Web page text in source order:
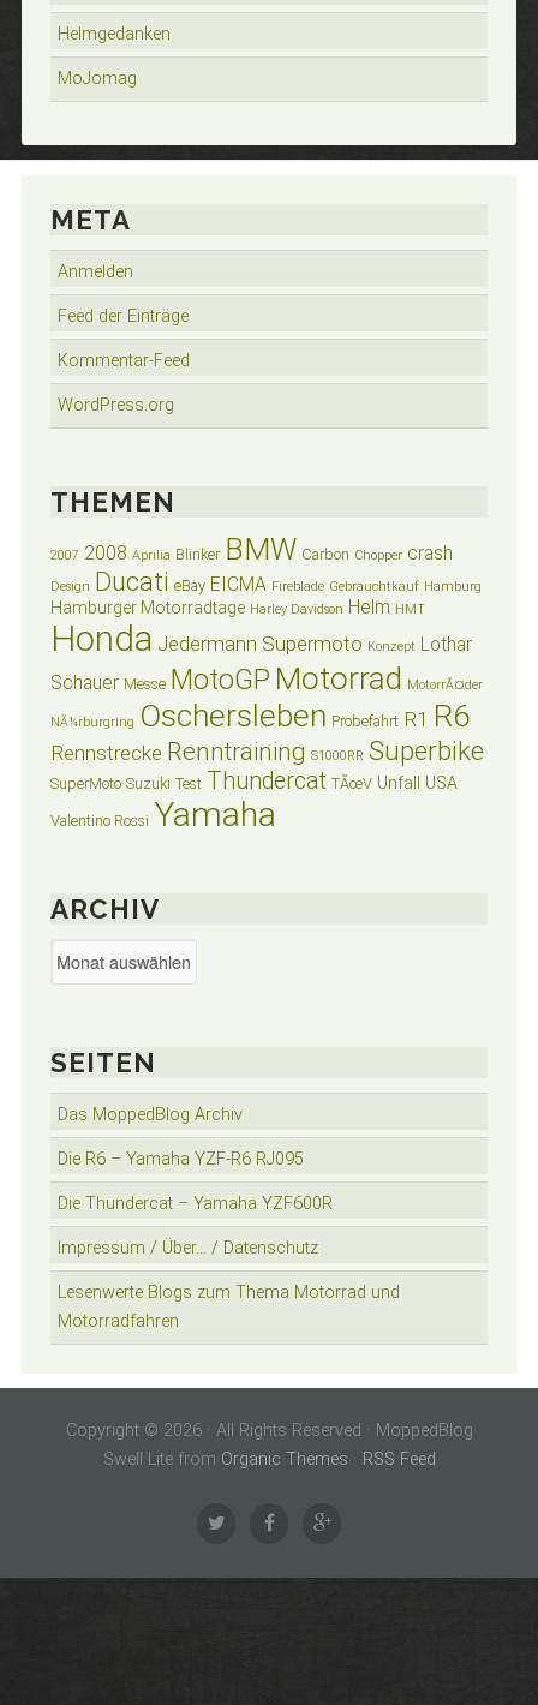
Helmgedanken
MoJomag
META
Anmelden
Feed der Einträge
Kommentar-Feed
WordPress.org
THEMEN
2007 2008 Aprilia Blinker BMW Carbon Chopper crash
Design Ducati eBay EICMA Fireblade Gebrauchtkauf Hamburg
Hamburger Motorradtage Harley Davidson Helm HMT
Honda Jedermann Supermoto Konzept Lothar
Schauer Messe MotoGP Motorrad MotorrÃ¤der
NÃ¼rburgring Oschersleben Probefahrt R1 R6
Rennstrecke Renntraining S1000RR Superbike
SuperMoto Suzuki Test Thundercat TÃœV Unfall USA
Valentino Rossi Yamaha
ARCHIV
Archiv
SEITEN
Das MoppedBlog Archiv
Die R6 – Yamaha YZF-R6 RJ095
Die Thundercat – Yamaha YZF600R
Impressum / Über… / Datenschutz
Lesenwerte Blogs zum Thema Motorrad und
Motorradfahren
Copyright © 2026 · All Rights Reserved · MoppedBlog
Swell Lite from Organic Themes · RSS Feed